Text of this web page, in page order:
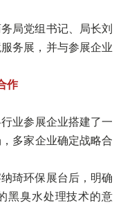
局党组书记、局长刘
务展，并与参展企业
作
业参展企业搭建了一
多家企业确定战略合
琦环保展台后，明确
黑臭水处理技术的意